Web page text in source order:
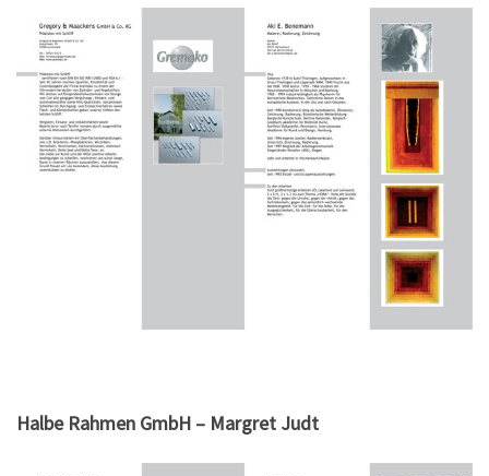
Halbe Rahmen GmbH – Margret Judt